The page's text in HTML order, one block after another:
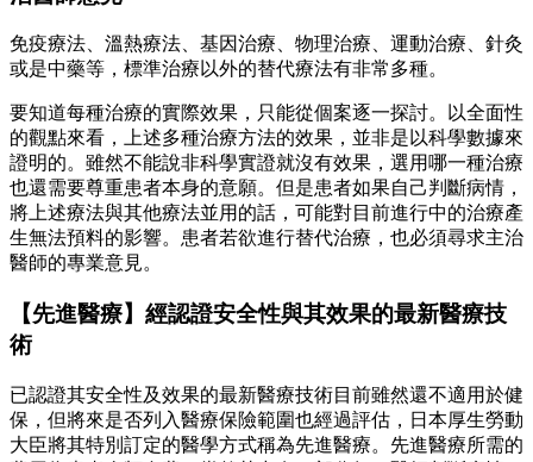
免疫療法、溫熱療法、基因治療、物理治療、運動治療、針灸
或是中藥等，標準治療以外的替代療法有非常多種。
要知道每種治療的實際效果，只能從個案逐一探討。以全面性
的觀點來看，上述多種治療方法的效果，並非是以科學數據來
證明的。雖然不能說非科學實證就沒有效果，選用哪一種治療
也還需要尊重患者本身的意願。但是患者如果自己判斷病情，
將上述療法與其他療法並用的話，可能對目前進行中的治療產
生無法預料的影響。患者若欲進行替代治療，也必須尋求主治
醫師的專業意見。
【先進醫療】經認證安全性與其效果的最新醫療技
術
已認證其安全性及效果的最新醫療技術目前雖然還不適用於健
保，但將來是否列入醫療保險範圍也經過評估，日本厚生勞動
大臣將其特別訂定的醫學方式稱為先進醫療。先進醫療所需的